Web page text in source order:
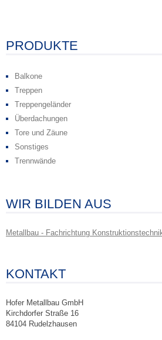
PRODUKTE
Balkone
Treppen
Treppengeländer
Überdachungen
Tore und Zäune
Sonstiges
Trennwände
WIR BILDEN AUS
Metallbau - Fachrichtung
KONTAKT
Hofer Metallbau GmbH
Kirchdorfer Straße 16
84104 Rudelzhausen